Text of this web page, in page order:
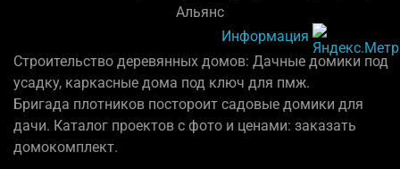
Альянс
Информация
Строительство деревянных домов: Дачные домики под
усадку, каркасные дома под ключ для пмж.
Бригада плотников постороит садовые домики для
дачи. Каталог проектов с фото и ценами: заказать
домокомплект.